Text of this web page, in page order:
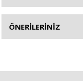
ÖNERİLERİNİZ